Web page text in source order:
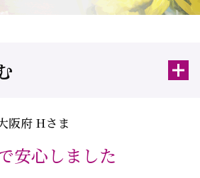
阪府 Hさま
安心しました